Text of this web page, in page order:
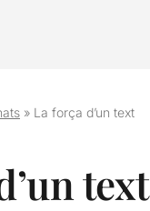
» La força d’un text
text